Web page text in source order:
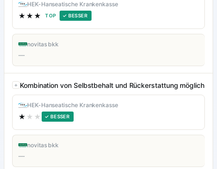
HEK-Hanseatische Krankenkasse
★★★ TOP ✓ BESSER
novitas bkk
—
Kombination von Selbstbehalt und Rückerstattung möglich
HEK-Hanseatische Krankenkasse
★ ★★ ✓ BESSER
novitas bkk
—